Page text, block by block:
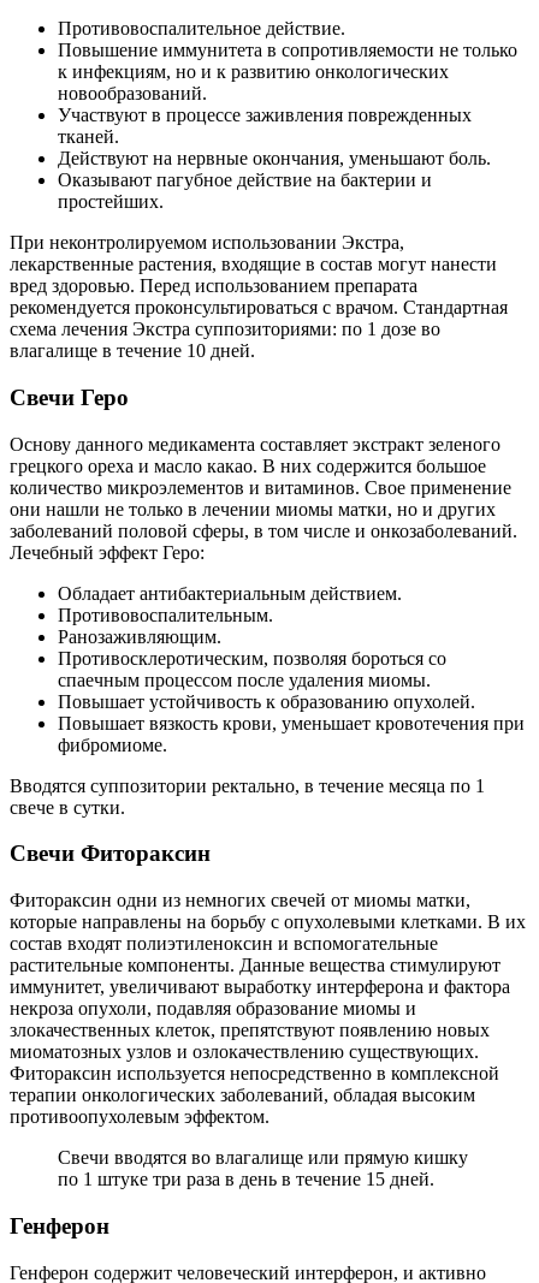
Противовоспалительное действие.
Повышение иммунитета в сопротивляемости не только
к инфекциям, но и к развитию онкологических
новообразований.
Участвуют в процессе заживления поврежденных
тканей.
Действуют на нервные окончания, уменьшают боль.
Оказывают пагубное действие на бактерии и
простейших.
При неконтролируемом использовании Экстра,
лекарственные растения, входящие в состав могут нанести
вред здоровью. Перед использованием препарата
рекомендуется проконсультироваться с врачом. Стандартная
схема лечения Экстра суппозиториями: по 1 дозе во
влагалище в течение 10 дней.
Свечи Геро
Основу данного медикамента составляет экстракт зеленого
грецкого ореха и масло какао. В них содержится большое
количество микроэлементов и витаминов. Свое применение
они нашли не только в лечении миомы матки, но и других
заболеваний половой сферы, в том числе и онкозаболеваний.
Лечебный эффект Геро:
Обладает антибактериальным действием.
Противовоспалительным.
Ранозаживляющим.
Противосклеротическим, позволяя бороться со
спаечным процессом после удаления миомы.
Повышает устойчивость к образованию опухолей.
Повышает вязкость крови, уменьшает кровотечения при
фибромиоме.
Вводятся суппозитории ректально, в течение месяца по 1
свече в сутки.
Свечи Фитораксин
Фитораксин одни из немногих свечей от миомы матки,
которые направлены на борьбу с опухолевыми клетками. В их
состав входят полиэтиленоксин и вспомогательные
растительные компоненты. Данные вещества стимулируют
иммунитет, увеличивают выработку интерферона и фактора
некроза опухоли, подавляя образование миомы и
злокачественных клеток, препятствуют появлению новых
миоматозных узлов и озлокачествлению существующих.
Фитораксин используется непосредственно в комплексной
терапии онкологических заболеваний, обладая высоким
противоопухолевым эффектом.
Свечи вводятся во влагалище или прямую кишку
по 1 штуке три раза в день в течение 15 дней.
Генферон
Генферон содержит человеческий интерферон, и активно